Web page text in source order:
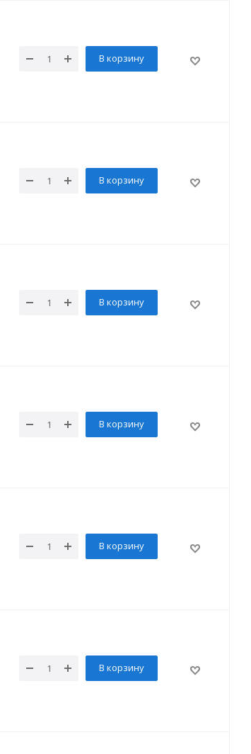
В корзину
В корзину
В корзину
В корзину
В корзину
В корзину